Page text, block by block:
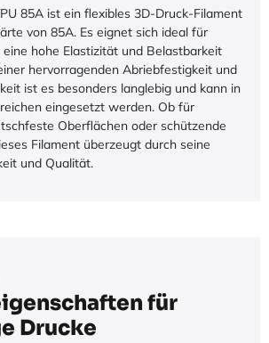
85A ist ein flexibles 3D-Druck-Filament
von 85A. Es eignet sich ideal für
eine hohe Elastizität und Belastbarkeit
hervorragenden Abriebfestigkeit und
ist es besonders langlebig und kann in
eingesetzt werden. Ob für
Oberflächen oder schützende
Filament überzeugt durch seine
und Qualität.
für
Drucke